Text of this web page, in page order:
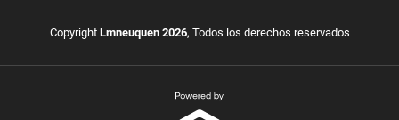
Copyright Lmneuquen 2026, Todos los derechos reservados